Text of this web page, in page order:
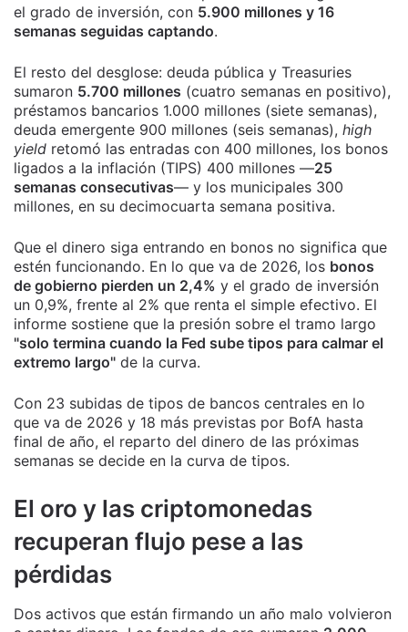
el grado de inversión, con 5.900 millones y 16
semanas seguidas captando.
El resto del desglose: deuda pública y Treasuries
sumaron 5.700 millones (cuatro semanas en positivo),
préstamos bancarios 1.000 millones (siete semanas),
deuda emergente 900 millones (seis semanas), high
yield retomó las entradas con 400 millones, los bonos
ligados a la inflación (TIPS) 400 millones —25
semanas consecutivas— y los municipales 300
millones, en su decimocuarta semana positiva.
Que el dinero siga entrando en bonos no significa que
estén funcionando. En lo que va de 2026, los bonos
de gobierno pierden un 2,4% y el grado de inversión
un 0,9%, frente al 2% que renta el simple efectivo. El
informe sostiene que la presión sobre el tramo largo
"solo termina cuando la Fed sube tipos para calmar el
extremo largo" de la curva.
Con 23 subidas de tipos de bancos centrales en lo
que va de 2026 y 18 más previstas por BofA hasta
final de año, el reparto del dinero de las próximas
semanas se decide en la curva de tipos.
El oro y las criptomonedas
recuperan flujo pese a las
pérdidas
Dos activos que están firmando un año malo volvieron